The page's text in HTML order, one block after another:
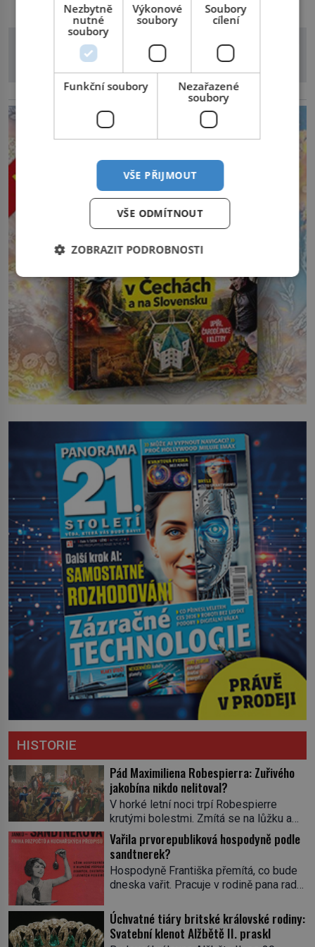
reklama
HISTORIE
Pád Maximiliena Robespierra: Zuřivého
jakobína nikdo nelitoval?
V horké letní noci trpí Robespierre
krutými bolestmi. Zmítá se na lůžku a
hlavou mu víří kolotoč myšlenek. Když
se probere z mdlob, vzpomene si na
jednu z pařížských jasnovidek, kterou
před lety navštívil. Prorokovala mu
tragický osud. Tehdy se jí vysmál.
prohlásil o něm jiný významný
francouzský revolucionář, Honoré de
Vařila prvorepubliková hospodyně podle
sandtnerek?
Hospodyně Františka přemítá, co bude
dneska vařit. Pracuje v rodině pana rady
rychle v jedné ze „sandtnerek“.
„Zaplaťpánbůh, že už nemusíme chodit
s lístky,“ povzdechne si směrem ke
Úchvatné tiáry britské královské rodiny:
Svatební klenot Alžbětě II. praskl
Nezbytně
nutné
soubory
Výkonové
soubory
Soubory
cílení
Funkční soubory
Nezařazené
soubory
VŠE PŘIJMOUT
VŠE ODMÍTNOUT
ZOBRAZIT PODROBNOSTI